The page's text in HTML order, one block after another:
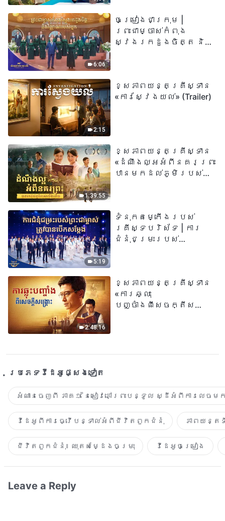
មានជីវិតអស់កល្ប
ជានិច្ច» មានន័យដូច
ម្តេចពិតប្រាកដ?
6:06
ចម្រៀងជាក្រុម |
ព្រះជាម្ចាស់កំពុង
ស្វែងរកដួងចិត្ត និង
2:15
ខ្សែភាពយន្តគ្រីស្ទាន
«ការស្វែងយល់» (Trailer)
1:39:55
ខ្សែភាពយន្តគ្រីស្ទាន
«ដំណឹងល្អអំពីនគរព្រះ
បានមកដល់​ភូមិរបស់
5:19
ទំនុកតម្កើង​របស់​
គ្រីស្ទបរិស័ទ | ការ
ជំនុំជម្រះរបស់
2:48:16
ខ្សែភាពយន្តគ្រីស្ទាន
«ការឆ្លុះ
បញ្ចាំងពីសេចក្តីសង្រ្គោះ»
ប្រភេទ​វីដេអូ​ផ្សេង​ទៀត​
អំណានចេញពី ភាគ១ នៃសៀវភៅព្រះបន្ទូល ស្ដីអំពីការលេច
វីដេអូពីការធ្វើបន្ទាល់អំពីជីវិតពួកជំនុំ ភាពយន្
ជីវិតពួកជំនុំ៖ ឈុតសម្ដែងចម្រុះ វីដេអូចម្រៀង​
Leave a Reply